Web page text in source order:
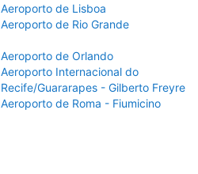
Aeroporto de Lisboa
Aeroporto de Rio Grande
Aeroporto de Orlando
Aeroporto Internacional do
Recife/Guararapes - Gilberto Freyre
Aeroporto de Roma - Fiumicino